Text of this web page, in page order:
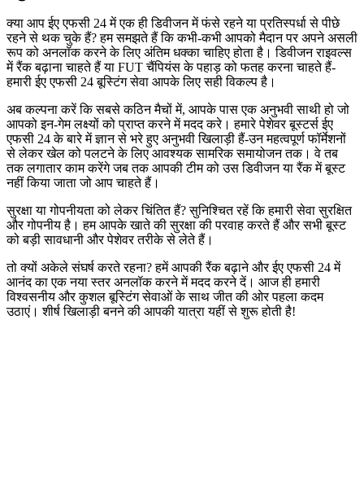
क्या आप ईए एफसी 24 में एक ही डिवीजन में फंसे रहने या प्रतिस्पर्धा से पीछे
रहने से थक चुके हैं? हम समझते हैं कि कभी-कभी आपको मैदान पर अपने असली
रूप को अनलॉक करने के लिए अंतिम धक्का चाहिए होता है। डिवीजन राइवल्स
में रैंक बढ़ाना चाहते हैं या FUT चैंपियंस के पहाड़ को फतह करना चाहते हैं-
हमारी ईए एफसी 24 बूस्टिंग सेवा आपके लिए सही विकल्प है।
अब कल्पना करें कि सबसे कठिन मैचों में, आपके पास एक अनुभवी साथी हो जो
आपको इन-गेम लक्ष्यों को प्राप्त करने में मदद करे। हमारे पेशेवर बूस्टर्स ईए
एफसी 24 के बारे में ज्ञान से भरे हुए अनुभवी खिलाड़ी हैं-उन महत्वपूर्ण फॉर्मेशनों
से लेकर खेल को पलटने के लिए आवश्यक सामरिक समायोजन तक। वे तब
तक लगातार काम करेंगे जब तक आपकी टीम को उस डिवीजन या रैंक में बूस्ट
नहीं किया जाता जो आप चाहते हैं।
सुरक्षा या गोपनीयता को लेकर चिंतित हैं? सुनिश्चित रहें कि हमारी सेवा सुरक्षित
और गोपनीय है। हम आपके खाते की सुरक्षा की परवाह करते हैं और सभी बूस्ट
को बड़ी सावधानी और पेशेवर तरीके से लेते हैं।
तो क्यों अकेले संघर्ष करते रहना? हमें आपकी रैंक बढ़ाने और ईए एफसी 24 में
आनंद का एक नया स्तर अनलॉक करने में मदद करने दें। आज ही हमारी
विश्वसनीय और कुशल बूस्टिंग सेवाओं के साथ जीत की ओर पहला कदम
उठाएं। शीर्ष खिलाड़ी बनने की आपकी यात्रा यहीं से शुरू होती है!